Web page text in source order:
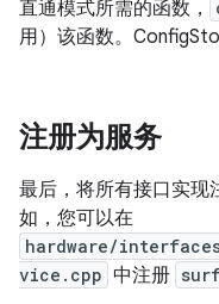
直通模式所需的函数，
用）该函数。
注册为服务
最后，将所有接口实现
如，您可以在
hardware/
vice.cpp 中注册